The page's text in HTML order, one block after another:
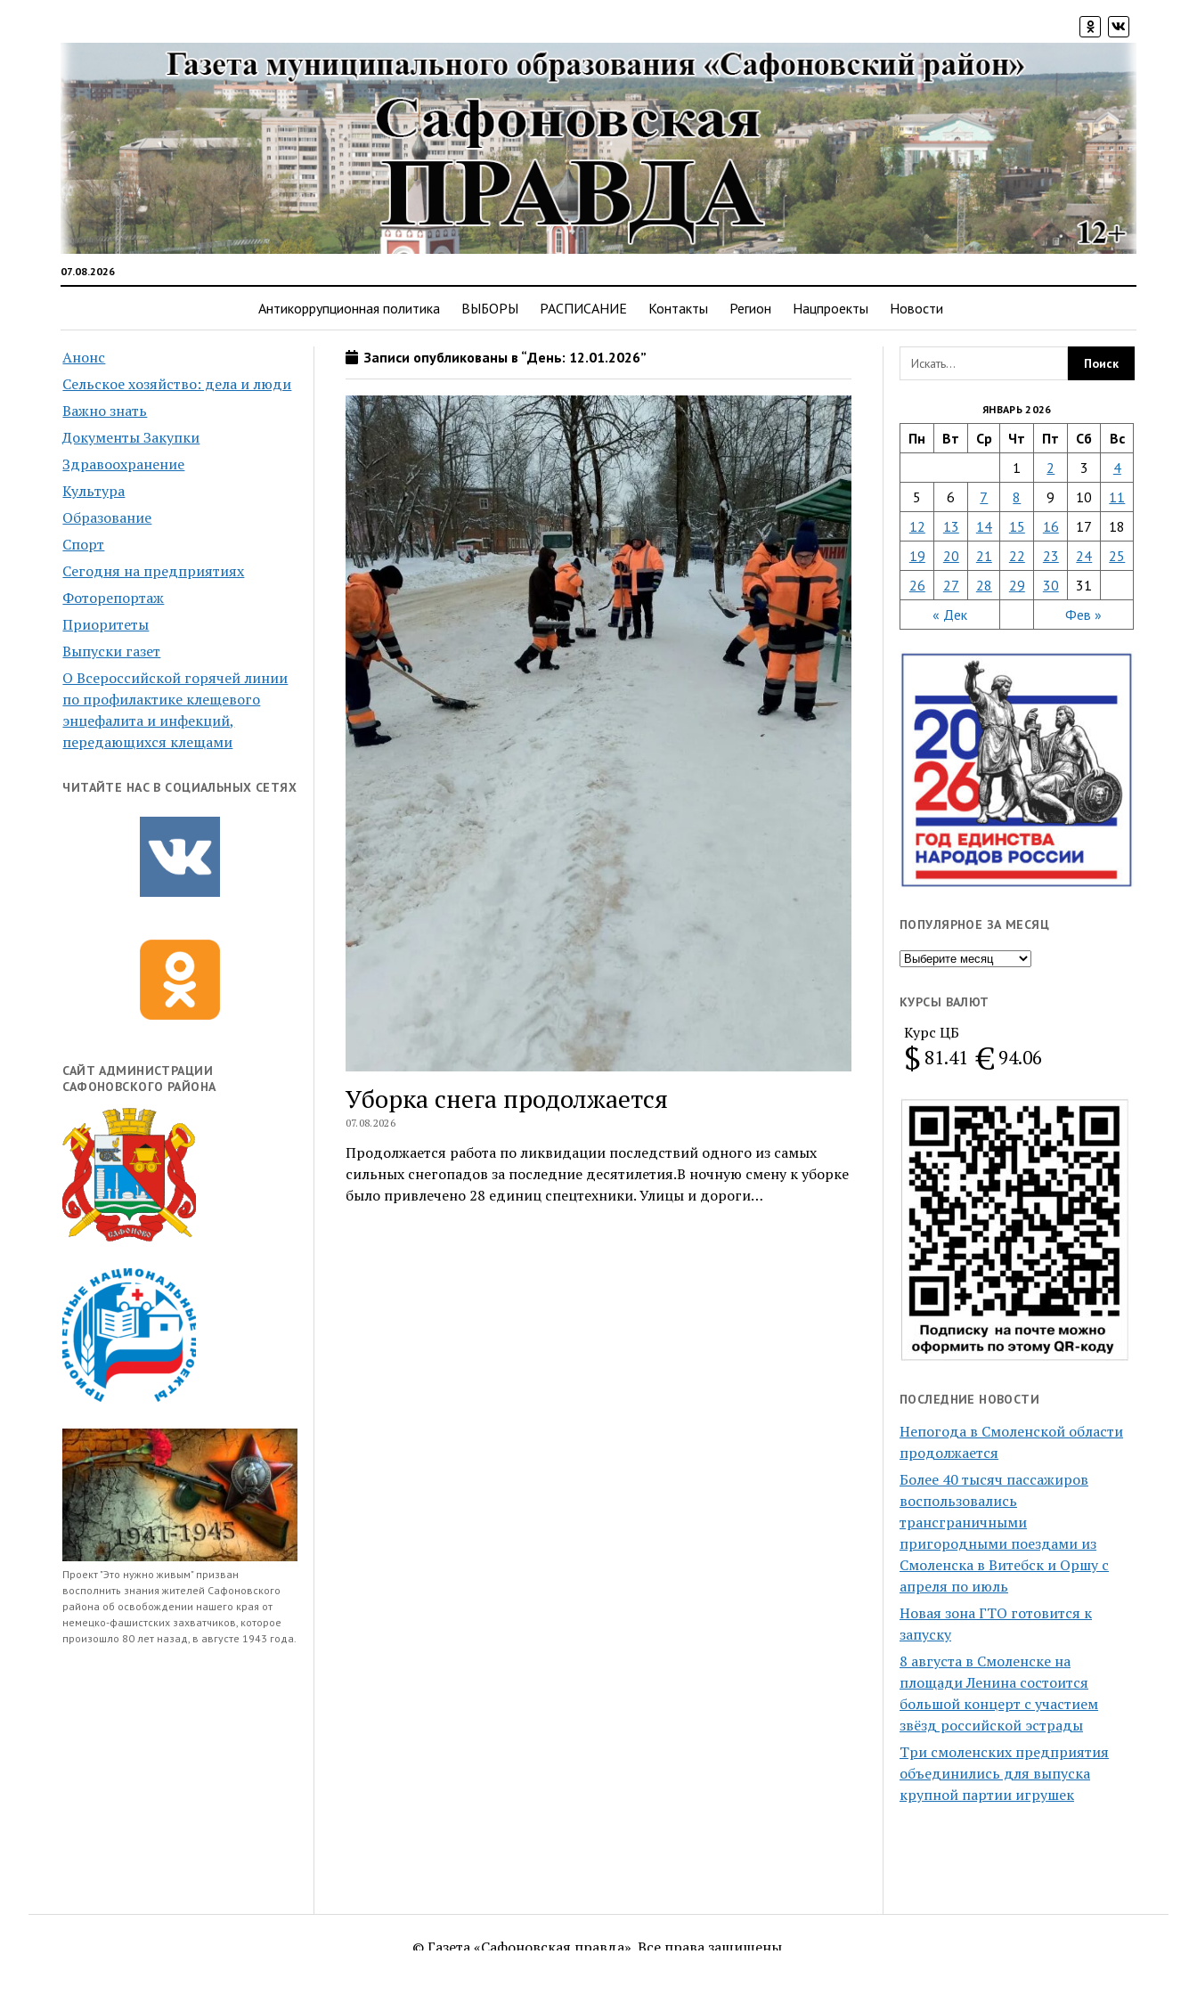
07.08.2026
Антикоррупционная политика ВЫБОРЫ РАСПИСАНИЕ Контакты Регион Нацпроекты Новости
Анонс
Сельское хозяйство: дела и люди
Важно знать
Документы Закупки
Здравоохранение
Культура
Образование
Спорт
Сегодня на предприятиях
Фоторепортаж
Приоритеты
Выпуски газет
О Всероссийской горячей линии
по профилактике клещевого
энцефалита и инфекций,
передающихся клещами
ЧИТАЙТЕ НАС В СОЦИАЛЬНЫХ СЕТЯХ
САЙТ АДМИНИСТРАЦИИ
САФОНОВСКОГО РАЙОНА
Проект "Это нужно живым" призван
восполнить знания жителей Сафоновского
района об освобождении нашего края от
немецко-фашистских захватчиков, которое
произошло 80 лет назад, в августе 1943 года.
Записи опубликованы в “День: 12.01.2026”
Уборка снега продолжается
07.08.2026
Продолжается работа по ликвидации последствий одного из самых
сильных снегопадов за последние десятилетия.В ночную смену к уборке
было привлечено 28 единиц спецтехники. Улицы и дороги…
ЯНВАРЬ 2026
Пн Вт Ср Чт Пт Сб Вс
« Дек Фев »
1 2 3
4
5
6 7 8 9 10
11
12
13 14 15 16 17
18
19
20 21 22 23 24
25
26
27 28 29 30 31
ПОПУЛЯРНОЕ ЗА МЕСЯЦ
Популярное
месяц
КУРСЫ ВАЛЮТ
Курс ЦБ
$ 81.41 € 94.06
ПОСЛЕДНИЕ НОВОСТИ
Непогода в Смоленской области
продолжается
Более 40 тысяч пассажиров
воспользовались
трансграничными
пригородными поездами из
Смоленска в Витебск и Оршу с
апреля по июль
Новая зона ГТО готовится к
запуску
8 августа в Смоленске на
площади Ленина состоится
большой концерт с участием
звёзд российской эстрады
Три смоленских предприятия
объединились для выпуска
крупной партии игрушек
© Газета «Сафоновская правда». Все права защищены.